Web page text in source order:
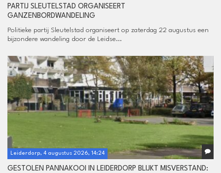
PARTIJ SLEUTELSTAD ORGANISEERT
GANZENBORDWANDELING
Politieke partij Sleutelstad organiseert op zaterdag 22 augustus een
bijzondere wandeling door de Leidse...
Leiderdorp, 4 augustus 2026, 14:24
GESTOLEN PANNAKOOI IN LEIDERDORP BLIJKT MISVERSTAND: